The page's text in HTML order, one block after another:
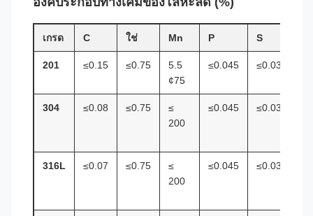
เกรด C ใช่ Mn P S
201 ≤0.15 ≤0.75
5.5
¢75
≤0.045 ≤0.030
304 ≤0.08 ≤0.75
≤
200
≤0.045 ≤0.030
316L ≤0.07 ≤0.75
≤
200
≤0.045 ≤0.030